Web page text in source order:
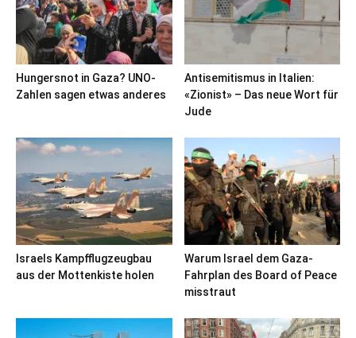
Hungersnot in Gaza? UNO-
Zahlen sagen etwas anderes
Antisemitismus in Italien:
«Zionist» – Das neue Wort für
Jude
Israels Kampfflugzeugbau
aus der Mottenkiste holen
Warum Israel dem Gaza-
Fahrplan des Board of Peace
misstraut